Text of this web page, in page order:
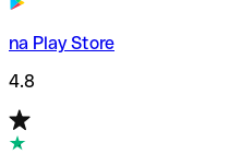
na Play Store
4.8